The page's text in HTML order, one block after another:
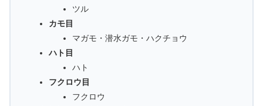
ツル
カモ目
マガモ・潜水ガモ・ハクチョウ
ハト目
ハト
フクロウ目
フクロウ